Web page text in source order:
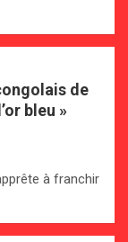
de
bleu »
à franchir